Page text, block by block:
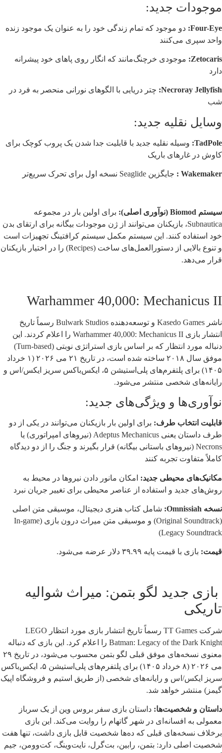
موجودات جدید:
Four-Eye: دو موجود که تمام زندگی خود را به عنوان یک موجود زنده
واحد سپری می‌کنند
Zetocaris:
موجودی خرچنگ‌مانند که انگار روی پاهای خود پیشرانه
دارد
Necroray Jellyfish: چتر دریایی با الگوهای نورانی منحصر به فرد در
شب
وسایل نقلیه جدید:
TadPole: وسیله نقلیه جدید با قابلیت جدا شدن یک پروب کوچک برای
کاوش در غارهای باریک
Wakemaker : جایگزین Seaglide نسخه اول برای تحرک سریع‌تر
سیستم Biomod (نوآوری اصلی):
برای اولین بار در مجموعه
Subnautica، بازیکنان می‌توانند از ژن موجودات بیگانه برای ارتقای بدن
خود استفاده کنند. این سیستم مکمل سیستم کرافتینگ تجهیزات است
و تنوع بالایی از دستورالعمل‌های ساخت (Recipes) را در اختیار بازیکنان
قرار می‌دهد.
Warhammer 40,000: Mechanicus II
ناشر Kasedo Games و توسعه‌دهنده Bulwark Studios رسماً تاریخ
انتشار بازی Warhammer 40,000: Mechanicus II را اعلام کردند. این
دنباله مورد انتظار که بر اساس بازی استراتژی نوبتی (Turn-based)
موفق سال ۲۰۱۸ ساخته شده است، در تاریخ ۲۱ می ۲۰۲۶ (۱ خرداد
۱۴۰۵) برای پلتفرم‌های پلی‌استیشن ۵، ایکس‌باکس سریز ایکس/اس و
رایانه‌های شخصی منتشر می‌شود.
نوآوری‌ها و ویژگی‌های جدید:
قابلیت انتخاب طرف: برای اولین بار بازیکنان می‌توانند در یکی از دو
طرف داستان یعنی Adeptus Mechanicus (نیروهای امپراتوری) یا
Necrons (نیروهای باستانی بیگانه) قرار بگیرند و جنگ را از دو دیدگاه
کاملاً متفاوت تجربه کنند
مکانیک‌های محیطی جدید: امکان مانور دادن نیروها در محیط به
روش‌های جدید و استفاده از عناصر محیطی برای تغییر جریان نبرد
نسخه Omnissiah:
شامل کتاب هنری دیجیتال، موسیقی متن اصلی
(Original Soundtrack) و موسیقی متن میراث درون بازی (In-game
Legacy Soundtrack)
قیمت: بازی با قیمت پایه ۳۹.۹۹ دلار عرضه می‌شود.
بازی جدید لگو بتمن: میراث شوالیه
تاریکی
شرکت TT Games رسماً تاریخ انتشار بازی مورد انتظار LEGO
Batman: Legacy of the Dark Knight را اعلام کرد. این بازی که دنباله
معنوی نسخه‌های موفق قبلی لگو بتمن محسوب می‌شود، در تاریخ ۲۹
می ۲۰۲۶ (۸ خرداد ۱۴۰۵) برای پلتفرم‌های پلی‌استیشن ۵، ایکس‌باکس
سریز ایکس/اس و رایانه‌های شخصی (از طریق استیم و فروشگاه اپیک
گیمز) منتشر خواهد شد.
داستان و شخصیت‌ها: داستان بازی سفر بروس وین از یک سرباز
معمولی به افسانه‌ای در شهر گاتهام را روایت می‌کند. این بازی
برخلاف نسخه‌های قبلی که ده‌ها شخصیت قابل بازی داشت، تنها هفت
شخصیت اصلی دارد: بتمن، رابین، بت‌گرل، نایت‌وینگ، کت‌وومن، جیم